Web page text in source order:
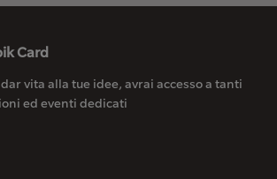
Card
vita alla tue idee, avrai accesso a tanti
ed eventi dedicati